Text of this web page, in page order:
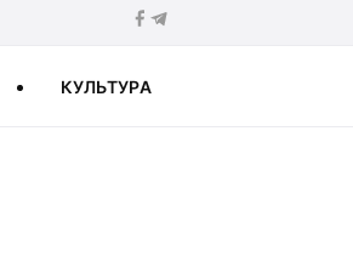
КУЛЬТУРА